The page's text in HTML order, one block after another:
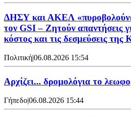
ΔΗΣΥ και ΑΚΕΛ
τον GSI – Ζητούν απαντήσεις
κόστος και τις δεσμεύσεις της
Πολιτική|06.08.2026 15:54
Αρχίζει... δρομολόγια το
Γήπεδο|06.08.2026 15:44